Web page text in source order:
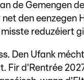
de Gemengen
den eenzegen
reduzéiert
Den Ufank
Fir d'Rentrée